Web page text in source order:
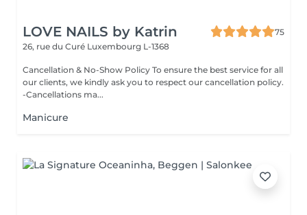
LOVE NAILS by Katrin
75
26, rue du Curé Luxembourg L-1368
Cancellation & No-Show Policy To ensure the best service for all
our clients, we kindly ask you to respect our cancellation policy.
-Cancellations ma...
Manicure